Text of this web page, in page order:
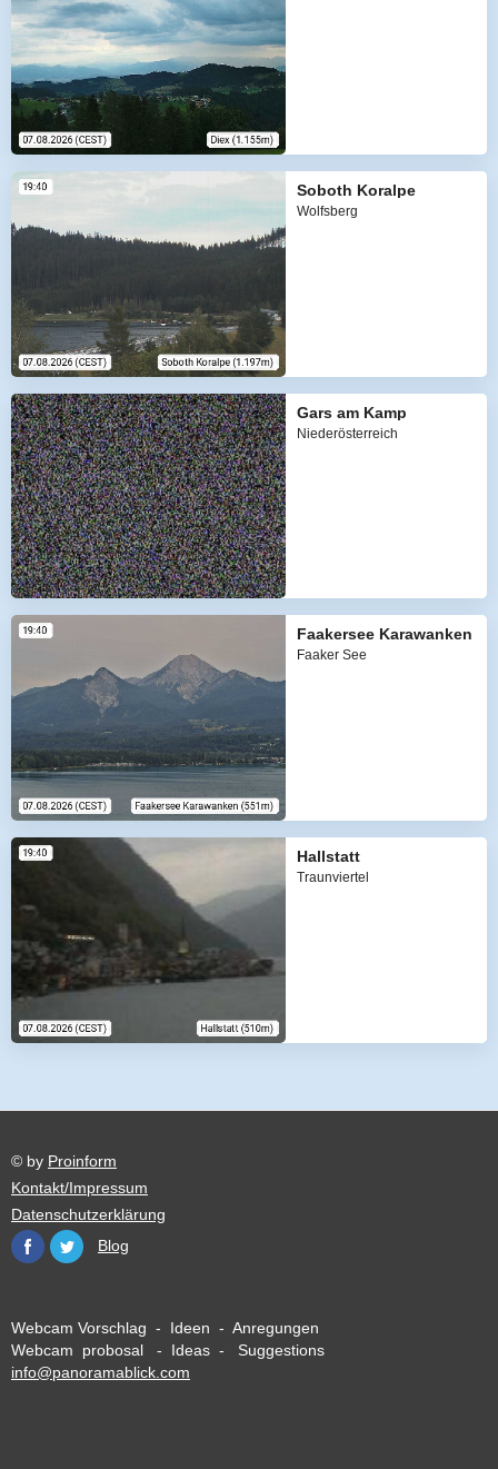
Soboth Koralpe
Wolfsberg
Gars am Kamp
Niederösterreich
Faakersee Karawanken
Faaker See
Hallstatt
Traunviertel
© by Proinform
Kontakt/Impressum
Datenschutzerklärung
Blog
Webcam Vorschlag - Ideen - Anregungen
Webcam probosal - Ideas - Suggestions
info@panoramablick.com